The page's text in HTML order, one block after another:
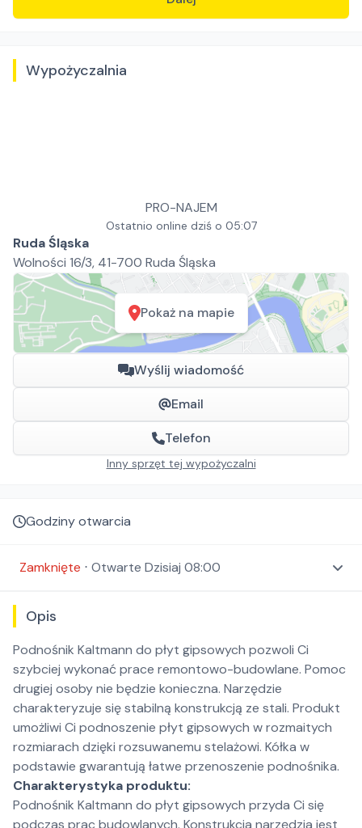
Wypożyczalnia
PRO-NAJEM
Ostatnio online dziś o 05:07
Ruda Śląska
Wolności 16/3, 41-700 Ruda Śląska
Pokaż na mapie
Wyślij wiadomość
Email
Telefon
Inny sprzęt tej wypożyczalni
Godziny otwarcia
Zamknięte ⋅ Otwarte Dzisiaj 08:00
Opis
Podnośnik Kaltmann do płyt gipsowych pozwoli Ci
szybciej wykonać prace remontowo-budowlane. Pomoc
drugiej osoby nie będzie konieczna. Narzędzie
charakteryzuje się stabilną konstrukcją ze stali. Produkt
umożliwi Ci podnoszenie płyt gipsowych w rozmaitych
rozmiarach dzięki rozsuwanemu stelażowi. Kółka w
podstawie gwarantują łatwe przenoszenie podnośnika.
Charakterystyka produktu:
Podnośnik Kaltmann do płyt gipsowych przyda Ci się
podczas prac budowlanych. Konstrukcja narzędzia jest